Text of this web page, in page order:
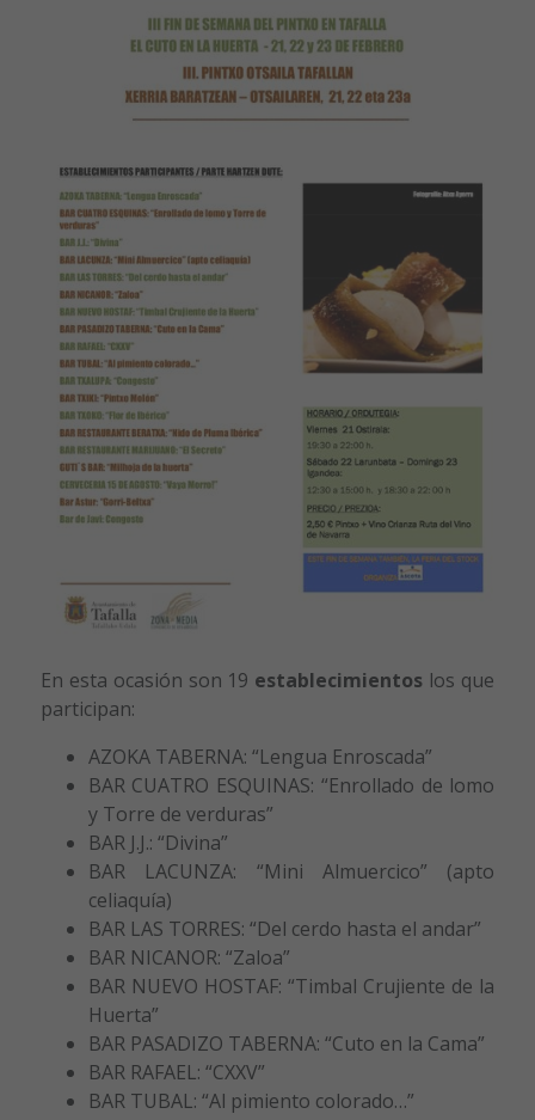
En esta ocasión son 19 establecimientos los que
participan:
AZOKA TABERNA: “Lengua Enroscada”
BAR CUATRO ESQUINAS: “Enrollado de lomo
y Torre de verduras”
BAR J.J.: “Divina”
BAR LACUNZA: “Mini Almuercico” (apto
celiaquía)
BAR LAS TORRES: “Del cerdo hasta el andar”
BAR NICANOR: “Zaloa”
BAR NUEVO HOSTAF: “Timbal Crujiente de la
Huerta”
BAR PASADIZO TABERNA: “Cuto en la Cama”
BAR RAFAEL: “CXXV”
BAR TUBAL: “Al pimiento colorado…”